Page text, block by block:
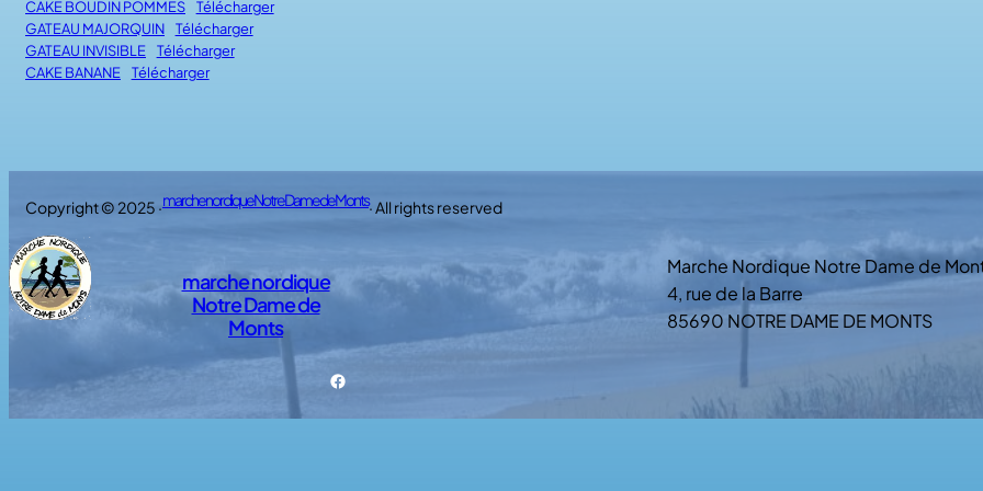
CAKE BOUDIN POMMES
Télécharger
GATEAU MAJORQUIN
Télécharger
GATEAU INVISIBLE
Télécharger
CAKE BANANE
Télécharger
Copyright © 2025 ·marche nordique Notre Dame de Monts· All rights reserved
marche nordique
Notre Dame de
Monts
Facebook
Marche Nordique Notre Dame de
4, rue de la Barre
85690 NOTRE DAME DE MONTS